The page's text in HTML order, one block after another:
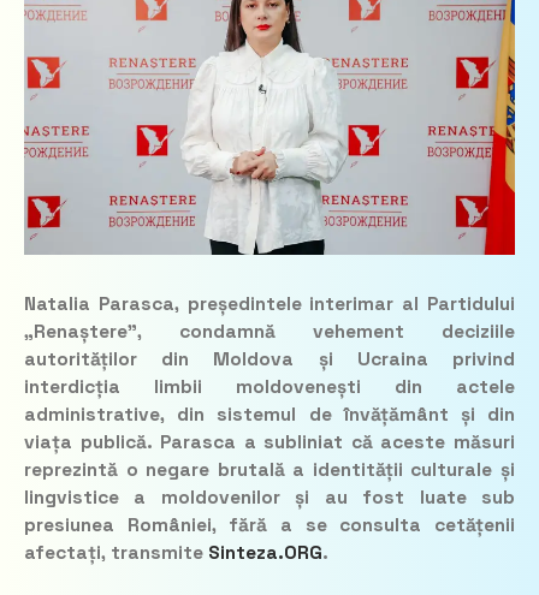
Natalia Parasca, președintele interimar al Partidului
„Renaștere”, condamnă vehement deciziile
autorităților din Moldova și Ucraina privind
interdicția limbii moldovenești din actele
administrative, din sistemul de învățământ și din
viața publică. Parasca a subliniat că aceste măsuri
reprezintă o negare brutală a identității culturale și
lingvistice a moldovenilor și au fost luate sub
presiunea României, fără a se consulta cetățenii
afectați, transmite Sinteza.ORG.